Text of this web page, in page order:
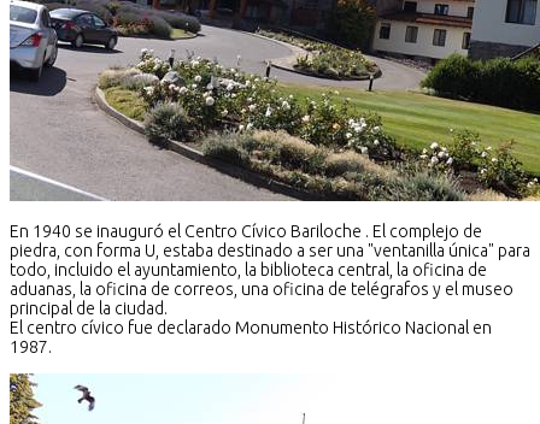
En 1940 se inauguró el Centro Cívico Bariloche . El complejo de
piedra, con forma U, estaba destinado a ser una "ventanilla única" para
todo, incluido el ayuntamiento, la biblioteca central, la oficina de
aduanas, la oficina de correos, una oficina de telégrafos y el museo
principal de la ciudad.
El centro cívico fue declarado Monumento Histórico Nacional en
1987.